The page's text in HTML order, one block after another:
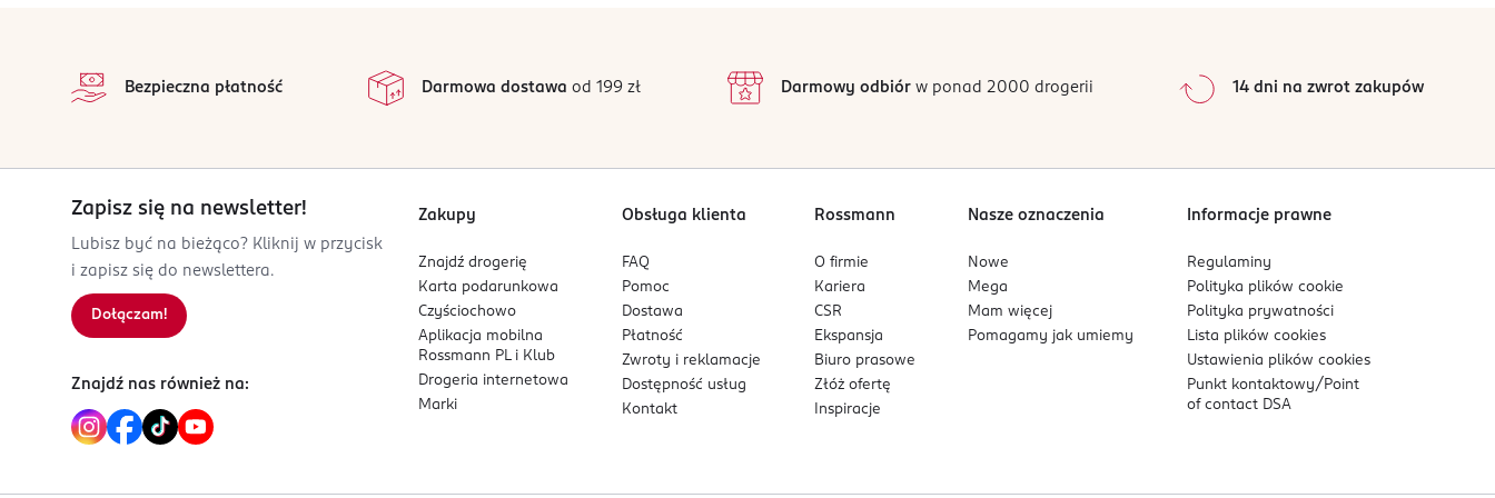
Nesperta Europe sp. z o.o.
5 901867 976178
2
1
0%
Sortowanie wgdata: od najnowszej
Bezpieczna płatność Darmowa dostawa od 199 zł Darmowy odbiórw ponad 2000 drogerii 14 dni na zwrot zakupów
Zapisz się na newsletter!
Lubisz być na bieżąco? Kliknij w przycisk
i zapisz się do newslettera.
Dołączam!
Znajdź nas również na:
Zakupy
Znajdź drogerię
Karta podarunkowa
Czyściochowo
Aplikacja mobilna
Rossmann PL i Klub
Drogeria internetowa
Marki
Obsługa klienta
FAQ
Pomoc
Dostawa
Płatność
Zwroty i reklamacje
Dostępność usług
Kontakt
Rossmann
O firmie
Kariera
CSR
Ekspansja
Biuro prasowe
Złóż ofertę
Inspiracje
Nasze oznaczenia
Nowe
Mega
Mam więcej
Pomagamy jak umiemy
Informacje prawne
Regulaminy
Polityka plikówcookie
Polityka prywatności
Lista plikówcookies
Ustawienia plikówcookies
Punkt kontaktowy/ Point
of contact DSA